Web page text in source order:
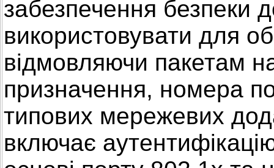
забезпечення безпеки
використовувати для
відмовляючи пакетам
призначення, номера
типових мережевих
включає